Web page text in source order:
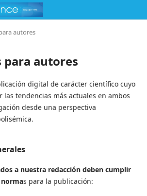
autores
para autores
digital de carácter científico cuyo
las tendencias más actuales en ambos
desde una perspectiva
a nuestra redacción deben cumplir
s para la publicación: